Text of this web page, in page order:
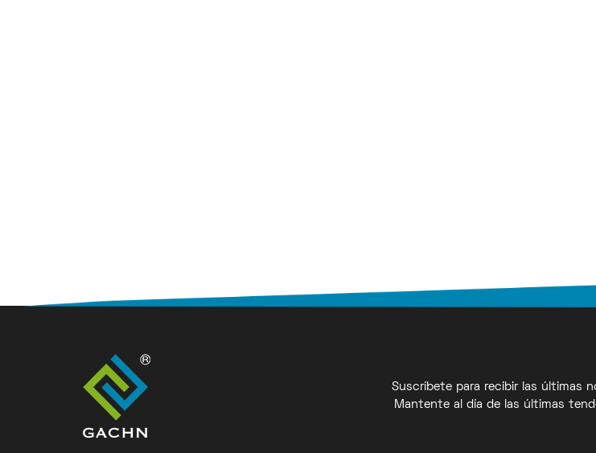
Suscríbete para recibir las últimas
Mantente al día de las últimas